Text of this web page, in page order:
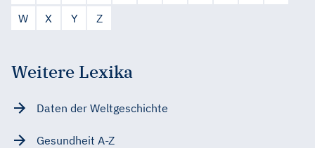
W
X Y Z
Weitere Lexika
Daten der Weltgeschichte
Gesundheit A-Z